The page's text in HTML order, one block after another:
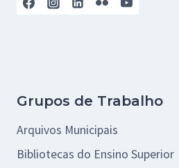
Grupos de Trabalho
Arquivos Municipais
Bibliotecas do Ensino Superior